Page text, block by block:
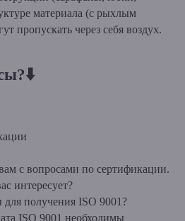
материала (с рыхлым
пропускать через себя воздух.
с вопросами по сертификации.
интересует?
получения ISO 9001?
ISO 9001 необходимы